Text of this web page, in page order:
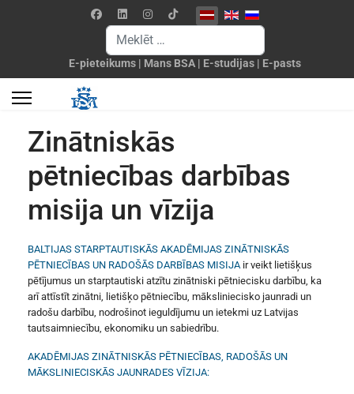
Izvēlieties valodu
Meklēšanas forma
E-pieteikums | Mans BSA | E-studijas | E-pasts
Zinātniskās
pētniecības darbības
misija un vīzija
BALTIJAS STARPTAUTISKĀS AKADĒMIJAS ZINĀTNISKĀS
PĒTNIECĪBAS UN RADOŠĀS DARBĪBAS MISIJAir veikt lietišķus
pētījumus un starptautiski atzītu zinātniski pētniecisku darbību, ka
arī attīstīt zinātni, lietišķo pētniecību, māksliniecisko jaunradi un
radošu darbību, nodrošinot ieguldījumu un ietekmi uz Latvijas
tautsaimniecību, ekonomiku un sabiedrību.
AKADĒMIJAS ZINĀTNISKĀS PĒTNIECĪBAS, RADOŠĀS UN
MĀKSLINIECISKĀS JAUNRADES VĪZIJA: